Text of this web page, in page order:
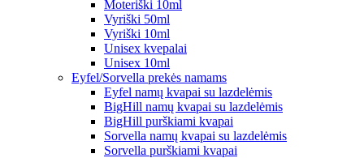
Moteriški 10ml
Vyriški 50ml
Vyriški 10ml
Unisex kvepalai
Unisex 10ml
Eyfel/Sorvella prekės namams
Eyfel namų kvapai su lazdelėmis
BigHill namų kvapai su lazdelėmis
BigHill purškiami kvapai
Sorvella namų kvapai su lazdelėmis
Sorvella purškiami kvapai